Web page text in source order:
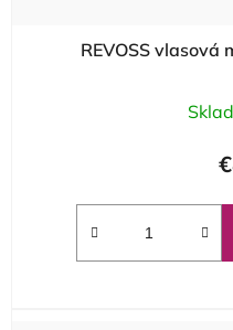
REVOSS vlasová